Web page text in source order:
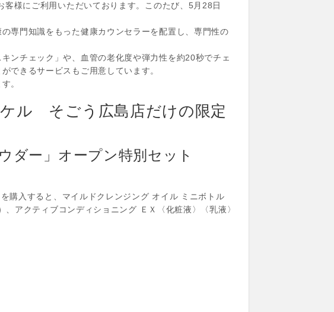
様にご利用いただいております。このたび、5月28日
専門知識をもった健康カウンセラーを配置し、専門性の
ンチェック」や、血管の老化度や弾力性を約20秒でチェ
できるサービスもご用意しています。
。
ル そごう広島店だけの限定
ダー」オープン特別セット
購入すると、マイルドクレンジング オイル ミニボトル
アクティブコンディショニング ＥＸ〈化粧液〉〈乳液〉